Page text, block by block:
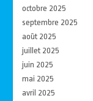
octobre 2025
septembre 2025
août 2025
juillet 2025
juin 2025
mai 2025
avril 2025